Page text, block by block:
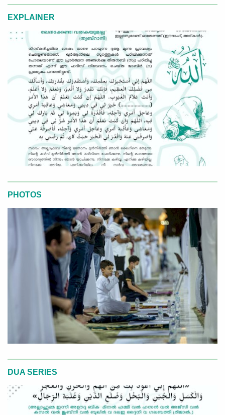
EXPLAINER
PHOTOS
DUA SERIES